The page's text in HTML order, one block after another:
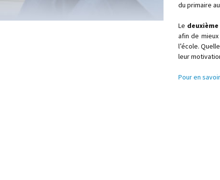
du primaire
Le
afin de
l’école.
leur
Pour en